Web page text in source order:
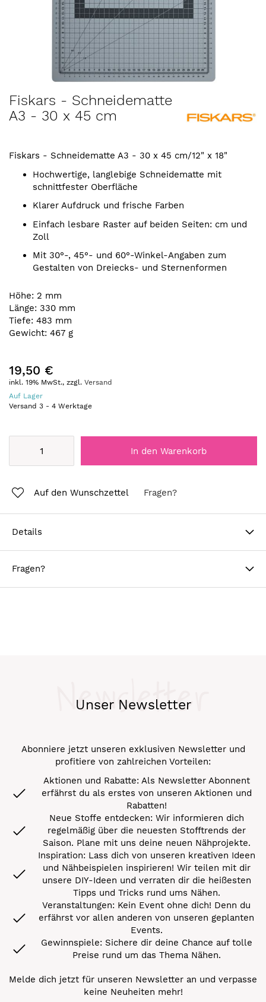
Anfang
der
Fiskars - Schneidematte
A3 - 30 x 45 cm
Fiskars - Schneidematte A3 - 30 x 45 cm/12" x 18"
Hochwertige, langlebige Schneidematte mit
schnittfester Oberfläche
Klarer Aufdruck und frische Farben
Einfach lesbare Raster auf beiden Seiten: cm und
Zoll
Mit 30°-, 45°- und 60°-Winkel-Angaben zum
Gestalten von Dreiecks- und Sternenformen
Höhe: 2 mm
Länge: 330 mm
Tiefe: 483 mm
Gewicht: 467 g
19,50 €
inkl. 19% MwSt., zzgl. Versand
Auf Lager
Versand 3 - 4 Werktage
In den Warenkorb
Auf den Wunschzettel Fragen?
Details
Fragen?
Unser Newsletter
Newsletter
Abonniere jetzt unseren exklusiven Newsletter und
profitiere von zahlreichen Vorteilen:
Aktionen und Rabatte: Als Newsletter Abonnent
erfährst du als erstes von unseren Aktionen und
Rabatten!
Neue Stoffe entdecken: Wir informieren dich
regelmäßig über die neuesten Stofftrends der
Saison. Plane mit uns deine neuen Nähprojekte.
Inspiration: Lass dich von unseren kreativen Ideen
und Nähbeispielen inspirieren! Wir teilen mit dir
unsere DIY-Ideen und verraten dir die heißesten
Tipps und Tricks rund ums Nähen.
Veranstaltungen: Kein Event ohne dich! Denn du
erfährst vor allen anderen von unseren geplanten
Events.
Gewinnspiele: Sichere dir deine Chance auf tolle
Preise rund um das Thema Nähen.
Melde dich jetzt für unseren Newsletter an und verpasse
keine Neuheiten mehr!